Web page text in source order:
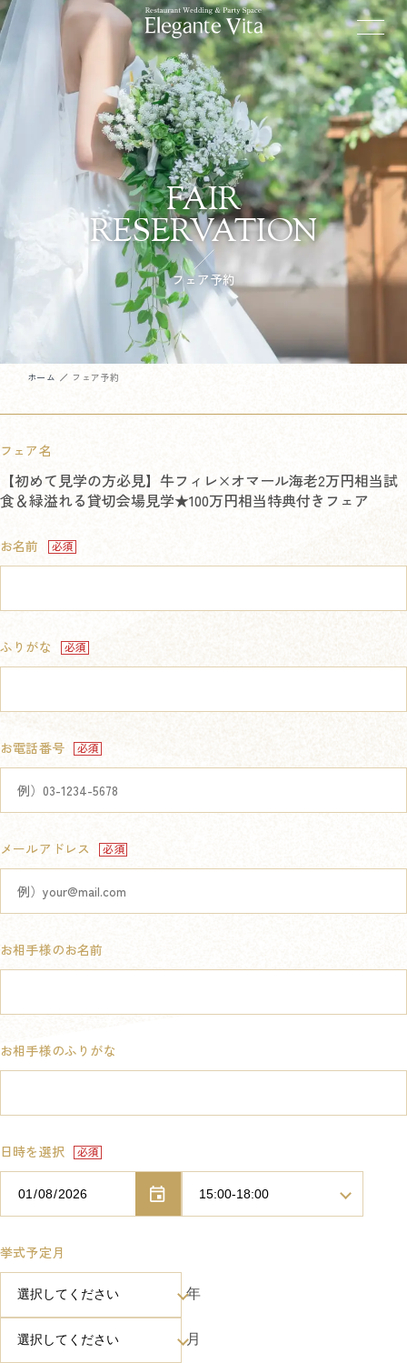
FAIR
RESERVATION
フェア予約
ホーム フェア予約
フェア名
【初めて見学の方必見】牛フィレ×オマール海老2万円相当試
食＆緑溢れる貸切会場見学★100万円相当特典付きフェア
お名前
ふりがな
お電話番号
メールアドレス
お相手様のお名前
お相手様のふりがな
日時を選択
挙式予定月
年
月